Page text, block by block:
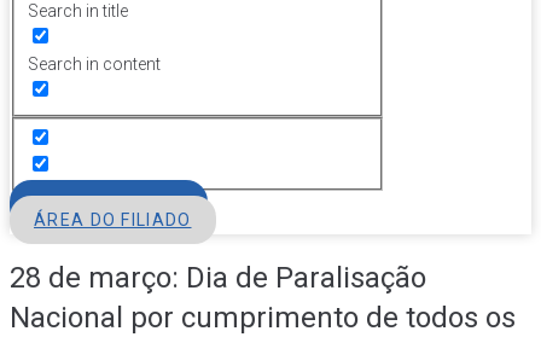
Search in title
Search in content
ÁREA DO FILIADO
28 de março: Dia de Paralisação
Nacional por cumprimento de todos os